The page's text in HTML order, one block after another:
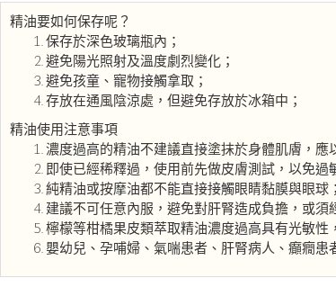
精油要如何保存呢？
保存於深色玻璃瓶內；
避免陽光照射及溫度劇烈變化；
避免孩童、寵物接觸拿取；
存放在通風陰涼處，但避免存放於冰箱中；
精油使用注意事項
濃度過高的精油不建議直接塗抹於身體肌膚，應
即使已經稀釋過，使用前先做皮膚測試，以免過
純精油或按摩油都不能直接接觸眼睛黏膜與眼球；
建議不可任意內服，避免對肝腎造成負擔，或須
檸檬等柑橘果皮類萃取精油濃度過高具有光敏性
嬰幼兒、孕哺婦、氣喘患者、肝腎病人、癲癇患